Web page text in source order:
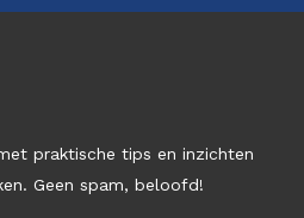
praktische tips en inzichten
Geen spam, beloofd!